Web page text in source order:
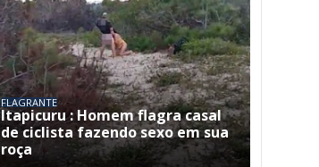
FLAGRANTE
Itapicuru : Homem flagra casal
de ciclista fazendo sexo em sua
roça